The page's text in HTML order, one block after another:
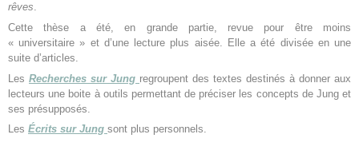
rêves.
Cette thèse a été, en grande partie, revue pour être moins
« universitaire » et d’une lecture plus aisée. Elle a été divisée en une
suite d’articles.
Les Recherches sur Jung regroupent des textes destinés à donner aux
lecteurs une boite à outils permettant de préciser les concepts de Jung et
ses présupposés.
Les Écrits sur Jung sont plus personnels.